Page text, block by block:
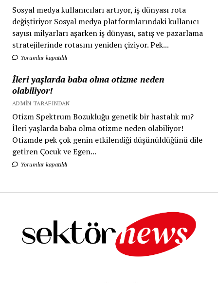
Sosyal medya kullanıcıları artıyor, iş dünyası rota
değiştiriyor Sosyal medya platformlarındaki kullanıcı
sayısı milyarları aşarken iş dünyası, satış ve pazarlama
stratejilerinde rotasını yeniden çiziyor. Pek...
Yorumlar kapatıldı
İleri yaşlarda baba olma otizme neden
olabiliyor!
ADMIN TARAFINDAN
Otizm Spektrum Bozukluğu genetik bir hastalık mı?
İleri yaşlarda baba olma otizme neden olabiliyor!
Otizmde pek çok genin etkilendiği düşünüldüğünü dile
getiren Çocuk ve Egen...
Yorumlar kapatıldı